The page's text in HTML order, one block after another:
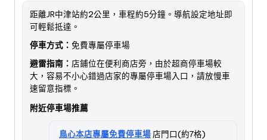
距離JR中津站約2公里，車程約5分鐘。導航設定地址即
可輕鬆抵達。
停車方式： 免費專屬停車場
避雷指南： 店鋪位在便利商店旁，由於超商停車場較
大，容易不小心錯過店家的專屬停車場入口，請放慢車
速留意指標。
附近停車場推薦
鳥心本店專屬免費停車場 店門口(約7格)